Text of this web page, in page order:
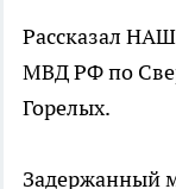
Рассказал
МВД РФ по
Горелых.
Задержанный